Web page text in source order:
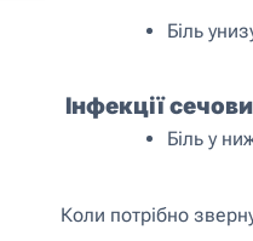
Біль
Інфекції
Біль у
Коли потрібно